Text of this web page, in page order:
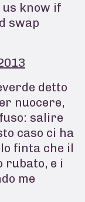
us know if
swap
detto
nuocere,
salire
caso ci ha
finta che il
rubato, e i
me